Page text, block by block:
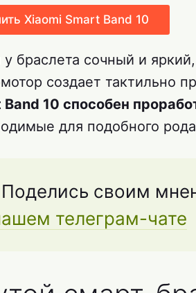
Xiaomi Smart Band 10
у браслета сочный и
создает тактильно
Band 10 способен
для подобного
Поделись своим
телеграм-чате